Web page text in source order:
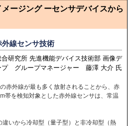
ージング ーセンサデバイスから
線センサ技術
研究所 先進機能デバイス技術部 画像デ
プ グループマネージャー 藤澤 大介 氏
赤外線が最も多く放射されることから、赤
帯を検知対象とした赤外線センサは、常温
いから冷却型（量子型）と非冷却型（熱